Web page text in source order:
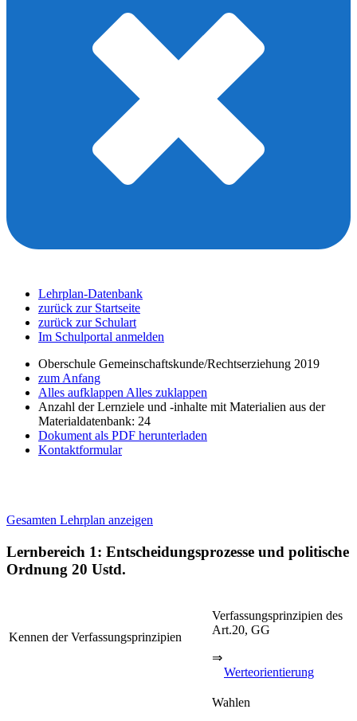
Lehrplan-Datenbank
zurück zur Startseite
zurück zur Schulart
Im Schulportal anmelden
Oberschule Gemeinschaftskunde/Rechtserziehung 2019
zum Anfang
Alles aufklappen Alles zuklappen
Anzahl der Lernziele und -inhalte mit Materialien aus der
Materialdatenbank: 24
Dokument als PDF herunterladen
Kontaktformular
Gesamten Lehrplan anzeigen
Lernbereich 1: Entscheidungsprozesse und politische
Ordnung 20 Ustd.
Kennen der Verfassungsprinzipien
Verfassungsprinzipien des
Art.20, GG
⇒
Werteorientierung
Wahlen